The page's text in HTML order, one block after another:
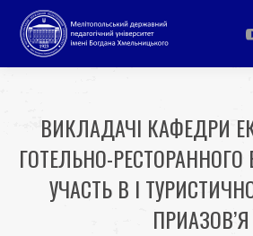
ВИКЛАДАЧІ КАФЕДРИ
ГОТЕЛЬНО-РЕСТОРАННОГО
УЧАСТЬ В І
ПРИАЗОВ’Я